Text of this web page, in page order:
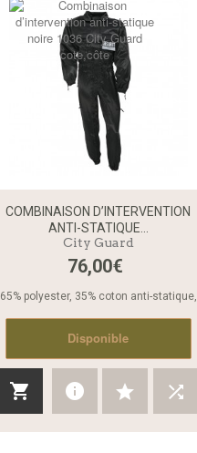
COMBINAISON D’INTERVENTION
ANTI-STATIQUE...
City Guard
76,00€
65% polyester, 35% coton anti-statique,
Disponible